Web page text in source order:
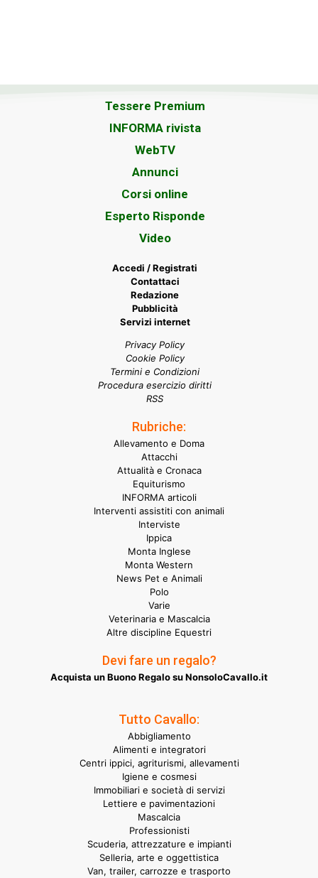
Tessere Premium
INFORMA rivista
WebTV
Annunci
Corsi online
Esperto Risponde
Video
Accedi / Registrati
Contattaci
Redazione
Pubblicità
Servizi internet
Privacy Policy
Cookie Policy
Termini e Condizioni
Procedura esercizio diritti
RSS
Rubriche:
Allevamento e Doma
Attacchi
Attualità e Cronaca
Equiturismo
INFORMA articoli
Interventi assistiti con animali
Interviste
Ippica
Monta Inglese
Monta Western
News Pet e Animali
Polo
Varie
Veterinaria e Mascalcia
Altre discipline Equestri
Devi fare un regalo?
Acquista un Buono Regalo su NonsoloCavallo.it
Tutto Cavallo:
Abbigliamento
Alimenti e integratori
Centri ippici, agriturismi, allevamenti
Igiene e cosmesi
Immobiliari e società di servizi
Lettiere e pavimentazioni
Mascalcia
Professionisti
Scuderia, attrezzature e impianti
Selleria, arte e oggettistica
Van, trailer, carrozze e trasporto